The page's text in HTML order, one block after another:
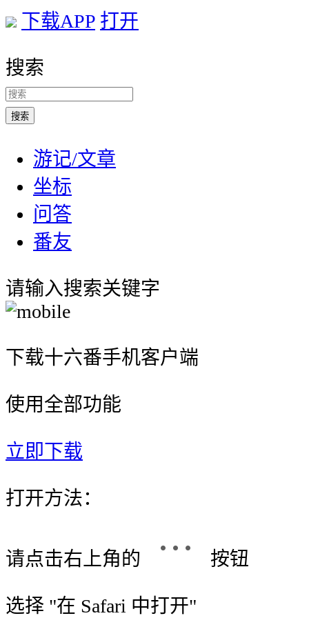
下载APP 打开
搜索
游记/文章
坐标
问答
番友
请输入搜索关键字
下载十六番手机客户端
使用全部功能
立即下载
打开方法：
请点击右上角的 按钮
选择 "在 Safari 中打开"